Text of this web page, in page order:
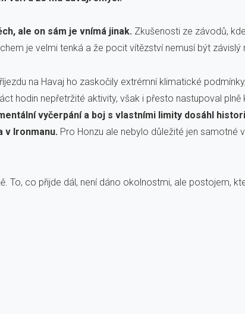
ale on sám je vnímá jinak. Zkušenosti ze závodů,
je velmi tenká a že pocit vítězství nemusí být závislý
na Havaj ho zaskočily extrémní klimatické
hodin nepřetržité aktivity, však i přesto nastupoval
vyčerpání a boj s vlastními limity dosáhl
v Ironmanu. Pro Honzu ale nebylo důležité jen samotné
To, co přijde dál, není dáno okolnostmi, ale postojem,